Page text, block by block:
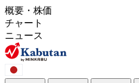
概要・株価
チャート
ニュース